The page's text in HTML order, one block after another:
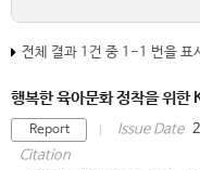
전체 결과 1건 중 1-1 번을 표
행복한 육아문화 정착을 위
Report Issue Date
Citation